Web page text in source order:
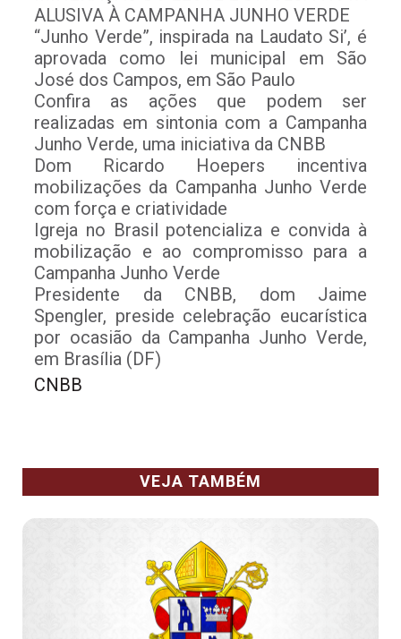
ALUSIVA À CAMPANHA JUNHO VERDE
“Junho Verde”, inspirada na Laudato Si’, é
aprovada como lei municipal em São
José dos Campos, em São Paulo
Confira as ações que podem ser
realizadas em sintonia com a Campanha
Junho Verde, uma iniciativa da CNBB
Dom Ricardo Hoepers incentiva
mobilizações da Campanha Junho Verde
com força e criatividade
Igreja no Brasil potencializa e convida à
mobilização e ao compromisso para a
Campanha Junho Verde
Presidente da CNBB, dom Jaime
Spengler, preside celebração eucarística
por ocasião da Campanha Junho Verde,
em Brasília (DF)
CNBB
VEJA TAMBÉM